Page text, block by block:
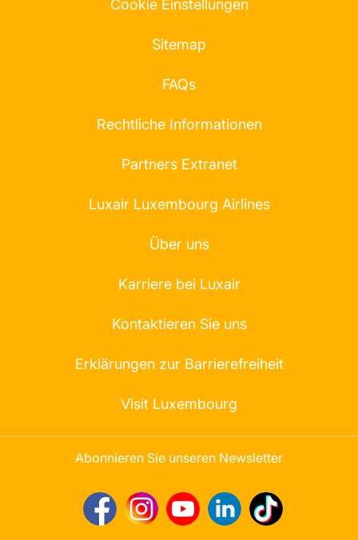
Cookie Einstellungen
Sitemap
FAQs
Rechtliche Informationen
Partners Extranet
Luxair Luxembourg Airlines
Über uns
Karriere bei Luxair
Kontaktieren Sie uns
Erklärungen zur Barrierefreiheit
Visit Luxembourg
Abonnieren Sie unseren Newsletter